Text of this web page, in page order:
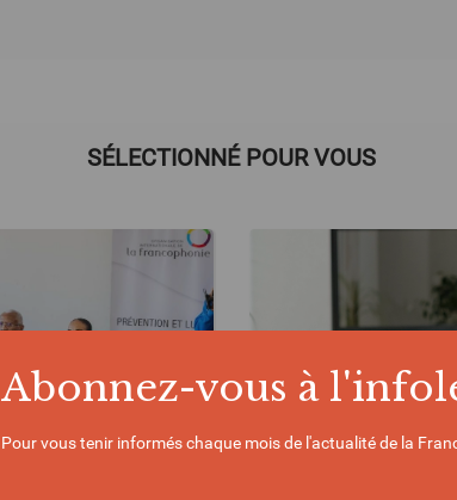
SÉLECTIONNÉ POUR VOUS
Abonnez-vous à
Pour vous tenir informés chaque mois de l'actualité de la